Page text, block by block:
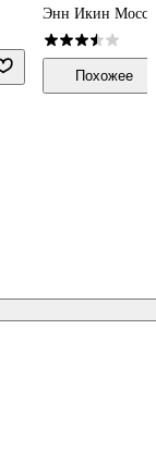
сообщества в
и советском
1860–1940
Энн Икин Мосс
Похожее